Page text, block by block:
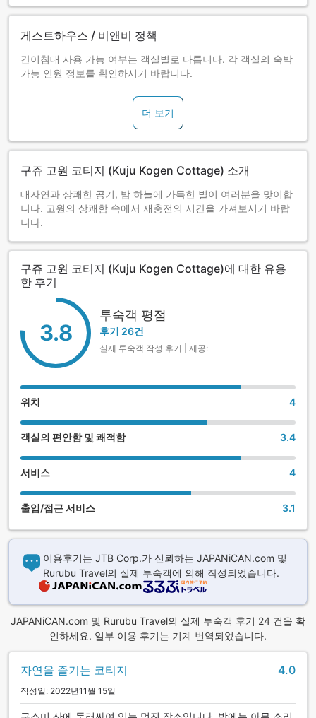
는 무료입니다.
예약화면에서 확인해 주십시오.
게스트하우스 / 비앤비 정책
간이침대 사용 가능 여부는 객실별로 다릅니다. 각 객실의 숙박
가능 인원 정보를 확인하시기 바랍니다.
더 보기
구쥬 고원 코티지 (Kuju Kogen Cottage) 소개
대자연과 상쾌한 공기, 밤 하늘에 가득한 별이 여러분을 맞이합
니다. 고원의 상쾌함 속에서 재충전의 시간을 가져보시기 바랍
니다.
구쥬 고원 코티지 (Kuju Kogen Cottage)에 대한 유용
한 후기
3.8
투숙객 평점
후기 26건
실제 투숙객 작성 후기 | 제공:
위치 4
객실의 편안함 및 쾌적함 3.4
서비스 4
출입/접근 서비스 3.1
이용후기는 JTB Corp.가 신뢰하는 JAPANiCAN.com 및
Rurubu Travel의 실제 투숙객에 의해 작성되었습니다.
JAPANiCAN.com 및 Rurubu Travel의 실제 투숙객 후기 24 건을 확
인하세요. 일부 이용 후기는 기계 번역되었습니다.
자연을 즐기는 코티지 4.0
작성일: 2022년11월 15일